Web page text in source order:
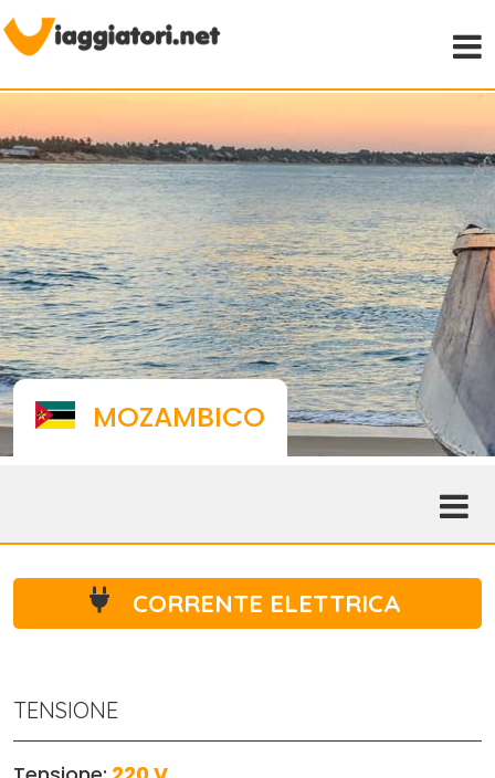
MOZAMBICO
CORRENTE ELETTRICA
TENSIONE